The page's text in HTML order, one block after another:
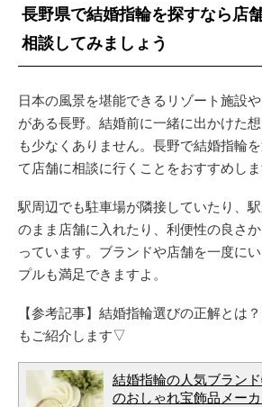
長野県で結婚指輪を探すなら店
相談してみましょう
日本の風景を堪能できるリゾート施設
がある長野。結婚前に一緒に出かけた
も少なくありません。長野で結婚指輪
て店舗に相談に行くことをおすすめしま
駅周辺でも駐車場が隣接していたり、
のまま店舗に入れたり、利便性の良さ
っています。ブランドや店舗を一度に
プルも満足できますよ。
【参考記事】結婚指輪選びの正解とは
もご紹介します▽
結婚指輪の人気ブラン
のおしゃれ宝飾品メー